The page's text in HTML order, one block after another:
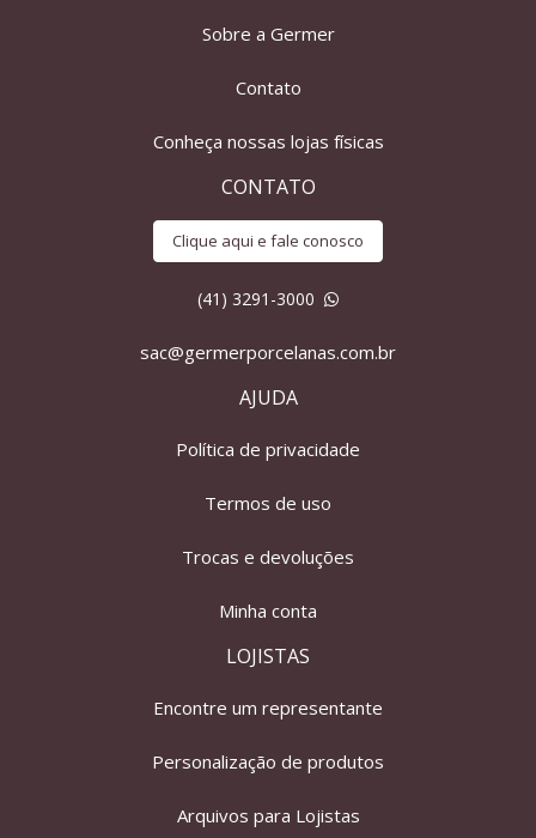
Sobre a Germer
Contato
Conheça nossas lojas físicas
CONTATO
Clique aqui e fale conosco
(41) 3291-3000
sac@germerporcelanas.com.br
AJUDA
Política de privacidade
Termos de uso
Trocas e devoluções
Minha conta
LOJISTAS
Encontre um representante
Personalização de produtos
Arquivos para Lojistas